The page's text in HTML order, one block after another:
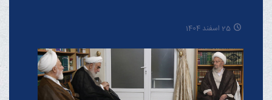
25 اسفند 1404